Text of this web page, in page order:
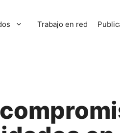
Trabajo en red